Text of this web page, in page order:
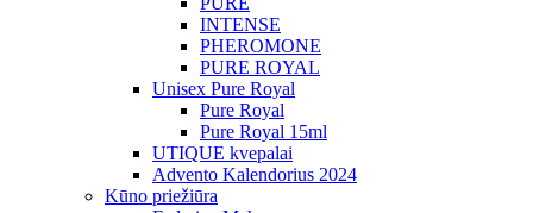
INTENSE
PHEROMONE
PURE ROYAL
Unisex Pure Royal
Pure Royal
Pure Royal 15ml
UTIQUE kvepalai
Advento Kalendorius 2024
Kūno priežiūra